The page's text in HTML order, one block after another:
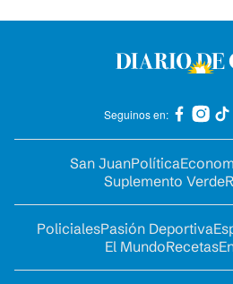
Seguinos en:
San JuanPolítica
Suplemento Verde
PolicialesPasión Deportiva
El MundoRecetas